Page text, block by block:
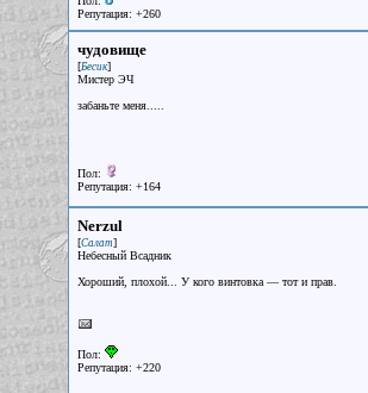
Репутация: +260
чудовище
[Бесик]
Мистер ЭЧ
забаньте меня.....
Пол:
Репутация: +164
Nerzul
[Салат]
Небесный Всадник
Хороший, плохой... У кого винтовка — тот и прав.
Пол:
Репутация: +220